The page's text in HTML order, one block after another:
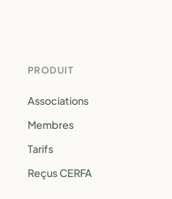
PRODUIT
Associations
Membres
Tarifs
Reçus CERFA